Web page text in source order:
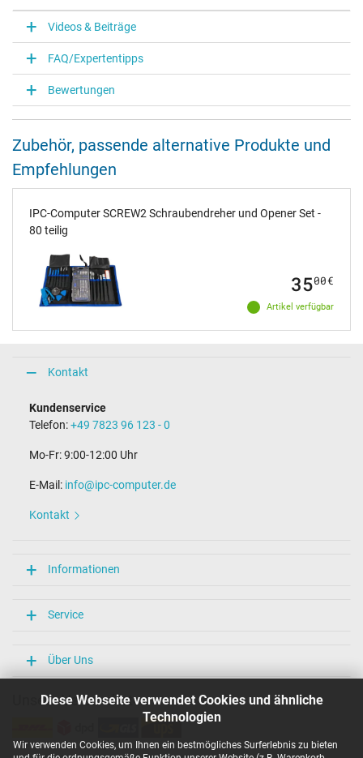
Diese Webseite verwendet Cookies und ähnliche
Technologien
Wir verwenden Cookies, um Ihnen ein bestmögliches Surferlebnis zu bieten
Videos & Beiträge
FAQ/Expertentipps
Bewertungen
Zubehör, passende alternative Produkte und
Empfehlungen
IPC-Computer SCREW2 Schraubendreher und Opener Set -
80 teilig
Artikel verfügbar
3500€
Kontakt
Kundenservice
Telefon:+49 7823 96 123 - 0
Mo-Fr: 9:00-12:00 Uhr
E-Mail: info@ipc-computer.de
Kontakt
Informationen
Service
Über Uns
Unsere Versandarten